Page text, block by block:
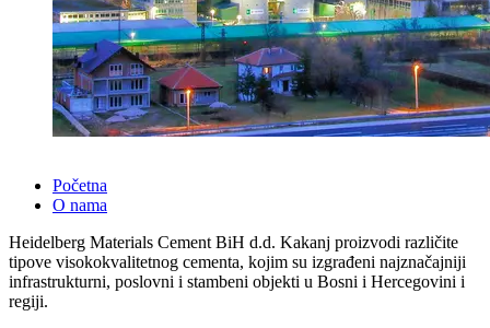
Početna
O nama
Heidelberg Materials Cement BiH d.d. Kakanj proizvodi različite
tipove visokokvalitetnog cementa, kojim su izgrađeni najznačajniji
infrastrukturni, poslovni i stambeni objekti u Bosni i Hercegovini i
regiji.